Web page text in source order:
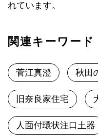
れています。
関連キーワード
菅江真澄 秋田
旧奈良家住宅
人面付環状注口土器